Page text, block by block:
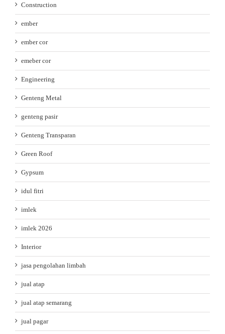
Construction
ember
ember cor
emeber cor
Engineering
Genteng Metal
genteng pasir
Genteng Transparan
Green Roof
Gypsum
idul fitri
imlek
imlek 2026
Interior
jasa pengolahan limbah
jual atap
jual atap semarang
jual pagar